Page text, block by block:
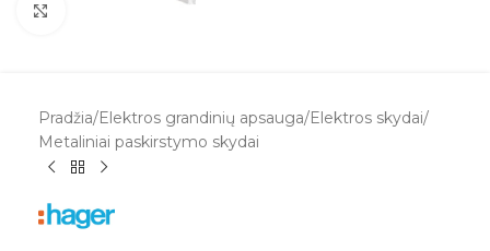
Spustelėkite, kad padidintumėte
Pradžia/Elektros grandinių apsauga/Elektros skydai/
Metaliniai paskirstymo skydai